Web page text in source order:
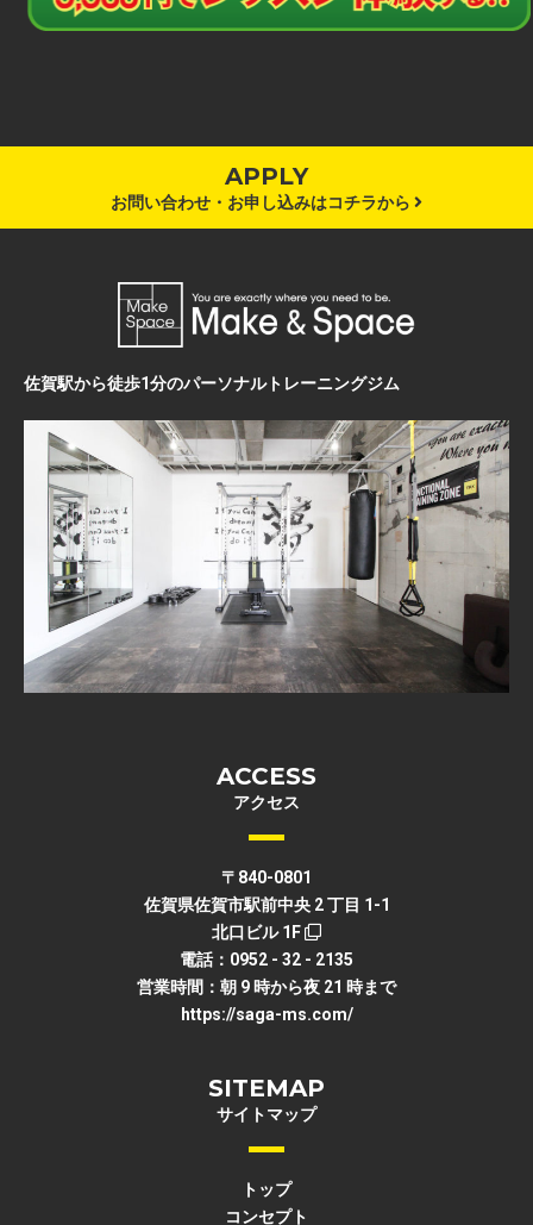
APPLY
お問い合わせ・お申し込みはコチラから
佐賀駅から徒歩1分のパーソナルトレーニングジム
ACCESS
アクセス
〒840-0801
佐賀県佐賀市駅前中央 2 丁目 1-1
北口ビル 1F
電話：0952 - 32 - 2135
営業時間：朝 9 時から夜 21 時まで
https://saga-ms.com/
SITEMAP
サイトマップ
トップ
コンセプト